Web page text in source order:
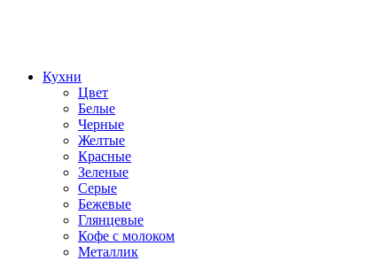
Кухни
Цвет
Белые
Черные
Желтые
Красные
Зеленые
Серые
Бежевые
Глянцевые
Кофе с молоком
Металлик